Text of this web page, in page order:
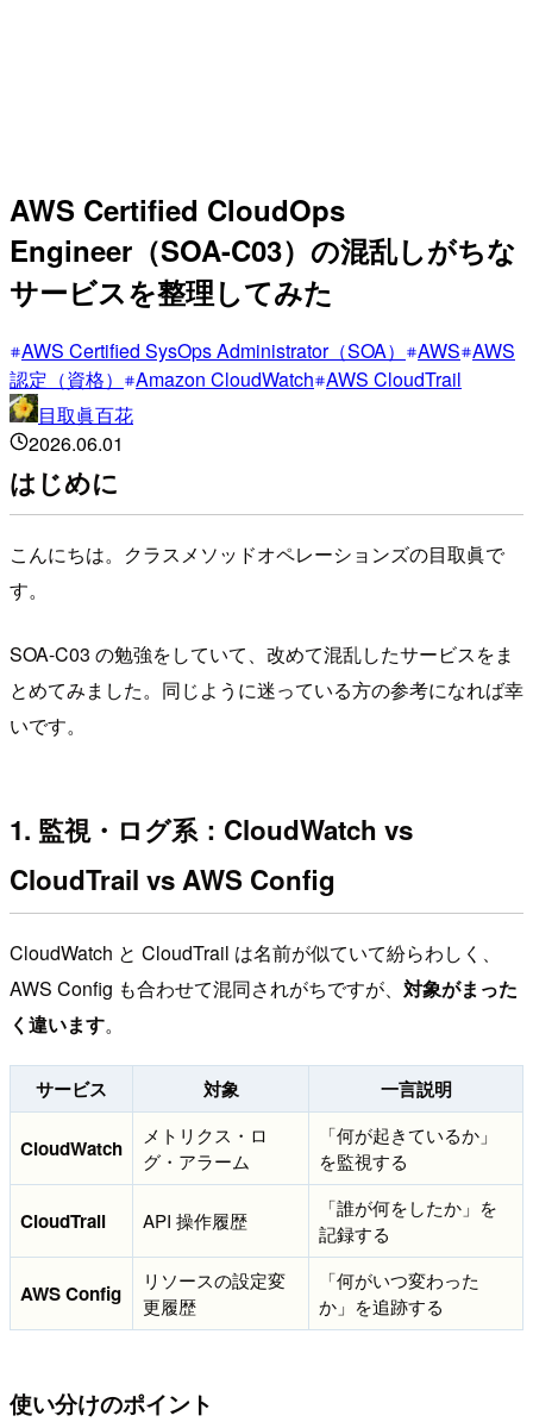
AWS Certified CloudOps
Engineer（SOA-C03）の混乱しがちな
サービスを整理してみた
AWS Certified SysOps Administrator（SOA） AWS AWS
認定（資格）
Amazon CloudWatch AWS CloudTrail
目取眞百花
2026.06.01
はじめに
こんにちは。クラスメソッドオペレーションズの目取眞で
す。
SOA-C03 の勉強をしていて、改めて混乱したサービスをま
とめてみました。同じように迷っている方の参考になれば幸
いです。
1. 監視・ログ系：CloudWatch vs
CloudTrail vs AWS Config
CloudWatch と CloudTrail は名前が似ていて紛らわしく、
AWS Config も合わせて混同されがちですが、 対象がまった
く違います。
サービス 対象 一言説明
CloudWatch
メトリクス・ロ
グ・アラーム
「何が起きているか」
を監視する
CloudTrail API 操作履歴
「誰が何をしたか」を
記録する
AWS Config
リソースの設定変
更履歴
「何がいつ変わった
か」を追跡する
使い分けのポイント